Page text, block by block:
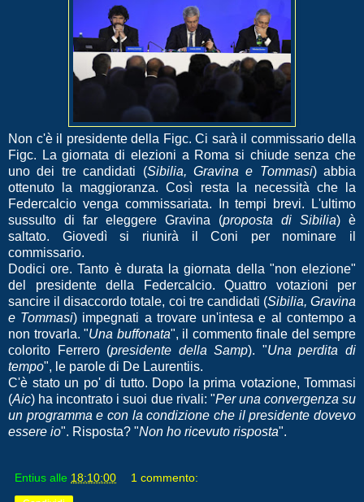
Non c'è il presidente della Figc. Ci sarà il commissario della
Figc. La giornata di elezioni a Roma si chiude senza che
uno dei tre candidati (Sibilia, Gravina e Tommasi) abbia
ottenuto la maggioranza. Così resta la necessità che la
Federcalcio venga commissariata. In tempi brevi. L'ultimo
sussulto di far eleggere Gravina (proposta di Sibilia) è
saltato. Giovedì si riunirà il Coni per nominare il
commissario.
Dodici ore. Tanto è durata la giornata della "non elezione"
del presidente della Federcalcio. Quattro votazioni per
sancire il disaccordo totale, coi tre candidati (Sibilia, Gravina
e Tommasi) impegnati a trovare un'intesa e al contempo a
non trovarla. "Una buffonata", il commento finale del sempre
colorito Ferrero (presidente della Samp). "Una perdita di
tempo", le parole di De Laurentiis.
C'è stato un po' di tutto. Dopo la prima votazione, Tommasi
(Aic) ha incontrato i suoi due rivali: "Per una convergenza su
un programma e con la condizione che il presidente dovevo
essere io". Risposta? "Non ho ricevuto risposta".
Entius alle 18:10:00 1 commento: